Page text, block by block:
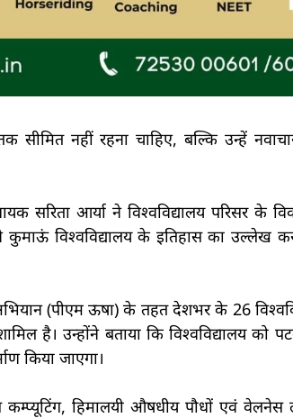
सीमित नहीं रहना चाहिए, बल्कि उन्हें
सरिता आर्या ने विश्वविद्यालय परिसर के
कुमाऊं विश्वविद्यालय के इतिहास का उल्लेख
अभियान (पीएम ऊषा) के तहत देशभर के 26
है। उन्होंने बताया कि विश्वविद्यालय को
किया जाएगा।
कम्प्यूटिंग, हिमालयी औषधीय पौधों एवं वेलनेस